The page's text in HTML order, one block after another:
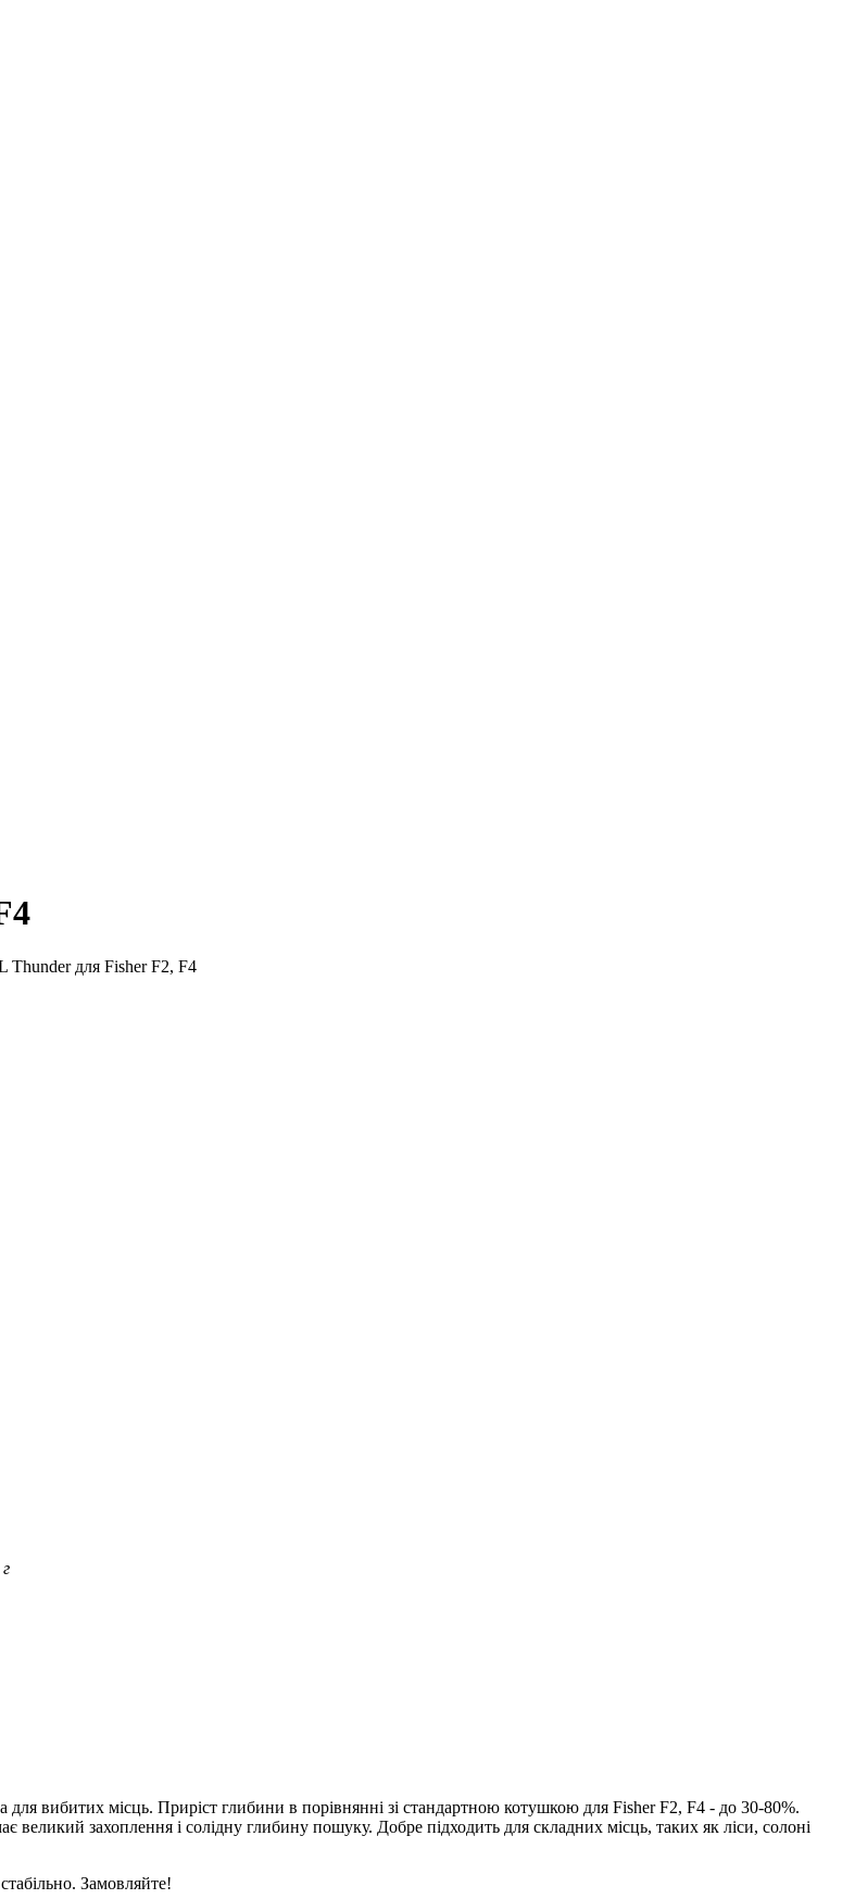
Thunder для Fisher F2, F4
вибитих місць. Приріст глибини в порівнянні зі стандартною котушкою для Fisher F2, F4 - до 30-80%.
великий захоплення і солідну глибину пошуку. Добре підходить для складних місць, таких як ліси, солоні
Замовляйте!